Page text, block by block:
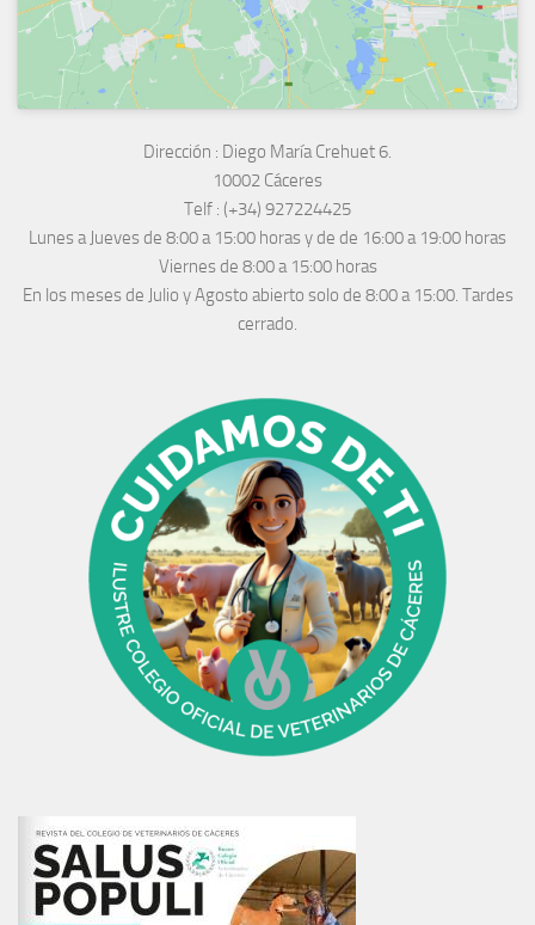
Dirección : Diego María Crehuet 6.
10002 Cáceres
Telf : (+34) 927224425
Lunes a Jueves de 8:00 a 15:00 horas y de de 16:00 a 19:00 horas
Viernes de 8:00 a 15:00 horas
En los meses de Julio y Agosto abierto solo de 8:00 a 15:00. Tardes
cerrado.